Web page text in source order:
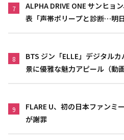
7
ALPHA DRIVE ONE サンヒョ
表「声帯ポリープと診断…明
8
BTS ジン「ELLE」デジタル
景に優雅な魅力アピール（動画
9
FLARE U、初の日本ファン
が謝罪